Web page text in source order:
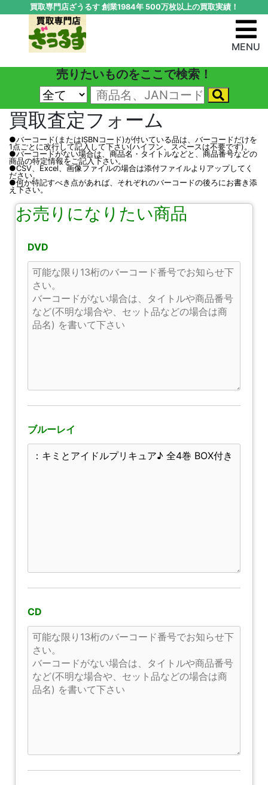
買取専門店ざうるす 創業1984年 500万枚以上の買取実績！
MENU
売りたいものをここで検索！
買取査定フォーム
●バーコード(またはISBNコード)が付いている品は、バーコードだけを
1点ごとに改行して記入して下さい(ハイフン、スペースは不要です)。
●バーコードがない場合は、商品名・タイトルなどと、商品番号などの
商品の特定情報をご記入下さい。
●CSV、Excel、画像ファイルの場合は添付ファイルよりアップしてく
ださい。
●何か特記すべき点があれば、それぞれのバーコードの後ろにお書き添
え下さい。
お売りになりたい商品
DVD
ブルーレイ
CD